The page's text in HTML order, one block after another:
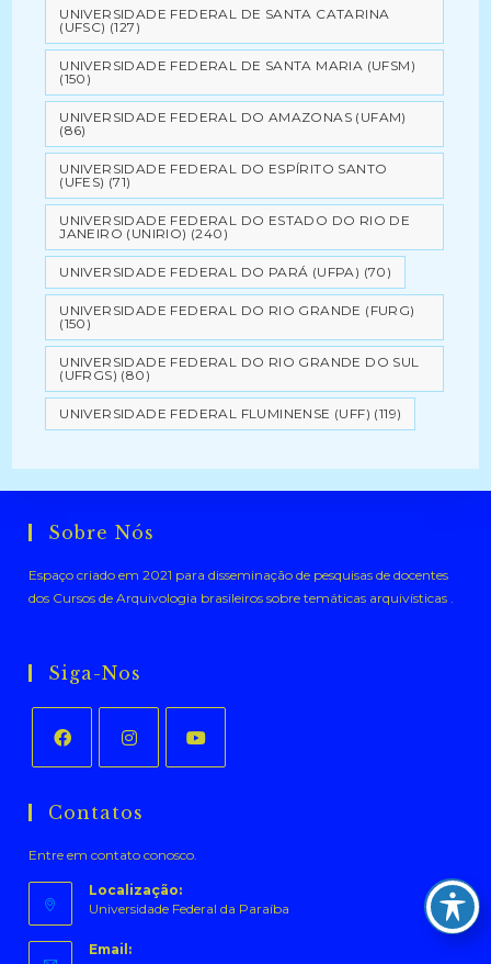
UNIVERSIDADE FEDERAL DE SANTA CATARINA
(UFSC) (127)
UNIVERSIDADE FEDERAL DE SANTA MARIA (UFSM)
(150)
UNIVERSIDADE FEDERAL DO AMAZONAS (UFAM)
(86)
UNIVERSIDADE FEDERAL DO ESPÍRITO SANTO
(UFES) (71)
UNIVERSIDADE FEDERAL DO ESTADO DO RIO DE
JANEIRO (UNIRIO) (240)
UNIVERSIDADE FEDERAL DO PARÁ (UFPA) (70)
UNIVERSIDADE FEDERAL DO RIO GRANDE (FURG)
(150)
UNIVERSIDADE FEDERAL DO RIO GRANDE DO SUL
(UFRGS) (80)
UNIVERSIDADE FEDERAL FLUMINENSE (UFF) (119)
Sobre Nós
Espaço criado em 2021 para disseminação de pesquisas de docentes
dos Cursos de Arquivologia brasileiros sobre temáticas arquivísticas .
Siga-Nos
em
nova
aba
em
nova
aba
nova
aba
Contatos
Entre em contato conosco.
Localização:
Universidade Federal da Paraíba
Email: